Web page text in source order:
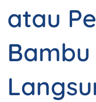
atau